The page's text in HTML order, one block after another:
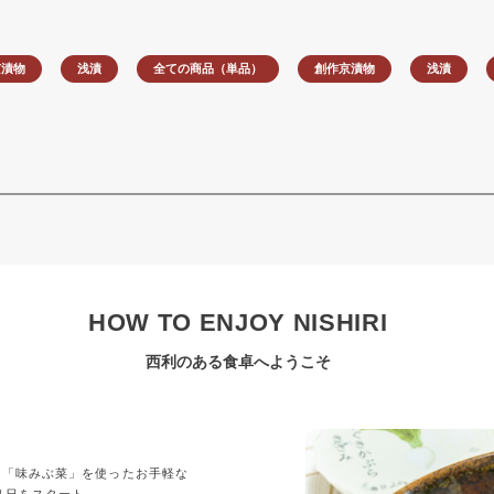
物 浅漬 全ての商品（単品） 創作京漬物 浅漬
HOW TO ENJOY NISHIRI
西利のある食卓へようこそ
味みぶ菜」を使ったお手軽な